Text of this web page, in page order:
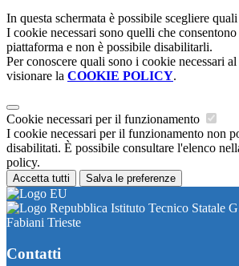
In questa schermata è possibile scegliere
I cookie necessari sono quelli che
piattaforma e non è possibile disabilitarli.
Per conoscere quali sono i cookie necessari
visionare la COOKIE POLICY.
Cookie necessari per il funzionamento
I cookie necessari per il funzionamento non
disabilitati. È possibile consultare l'elenco
policy.
Accetta tutti Salva le preferenze
Istituto Tecnico Statale
Fabiani Trieste
Contatti